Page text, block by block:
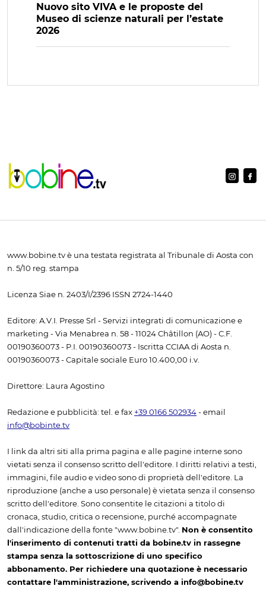
Nuovo sito VIVA e le proposte del
Museo di scienze naturali per l’estate
2026
www.bobine.tv è una testata registrata al Tribunale di Aosta con
n. 5/10 reg. stampa
Licenza Siae n. 2403/I/2396 ISSN 2724-1440
Editore: A.V.I. Presse Srl - Servizi integrati di comunicazione e
marketing - Via Menabrea n. 58 - 11024 Châtillon (AO) - C.F.
00190360073 - P.I. 00190360073 - Iscritta CCIAA di Aosta n.
00190360073 - Capitale sociale Euro 10.400,00 i.v.
Direttore: Laura Agostino
Redazione e pubblicità: tel. e fax +39 0166 502934 - email
info@bobinte.tv
I link da altri siti alla prima pagina e alle pagine interne sono
vietati senza il consenso scritto dell'editore. I diritti relativi a testi,
immagini, file audio e video sono di proprietà dell'editore. La
riproduzione (anche a uso personale) è vietata senza il consenso
scritto dell'editore. Sono consentite le citazioni a titolo di
cronaca, studio, critica o recensione, purché accompagnate
dall'indicazione della fonte "www.bobine.tv". Non è consentito
l'inserimento di contenuti tratti da bobine.tv in rassegne
stampa senza la sottoscrizione di uno specifico
abbonamento. Per richiedere una quotazione è necessario
contattare l'amministrazione, scrivendo a info@bobine.tv